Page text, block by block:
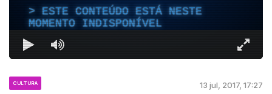
ESTE CONTEÚDO ESTÁ NESTE
MOMENTO INDISPONÍVEL
CULTURA 13 jul, 2017, 17:27